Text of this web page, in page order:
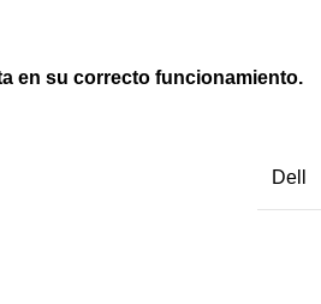
en su correcto funcionamiento.
Dell